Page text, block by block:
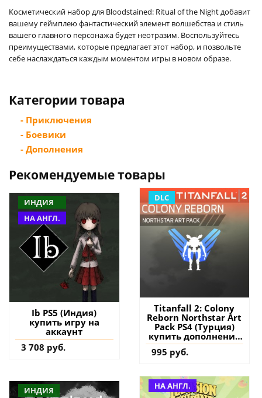
Косметический набор для Bloodstained: Ritual of the Night добавит
вашему геймплею фантастический элемент волшебства и стиль
вашего главного персонажа будет неотразим. Воспользуйтесь
преимуществами, которые предлагает этот набор, и позвольте
себе наслаждаться каждым моментом игры в новом образе.
Категории товара
- Приключения
- Боевики
- Дополнения
Рекомендуемые товары
ИНДИЯ
НА АНГЛ.
Ib PS5 (Индия)
купить игру на
аккаунт
3 708 руб.
DLC
Titanfall 2: Colony
Reborn Northstar Art
Pack PS4 (Турция)
купить дополнение
на аккаунт
995 руб.
ИНДИЯ НА АНГЛ.